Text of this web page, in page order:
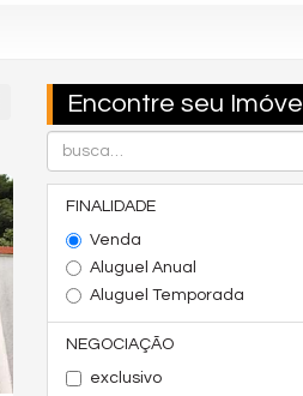
Encontre seu Imóvel
FINALIDADE
Venda
Aluguel Anual
Aluguel Temporada
NEGOCIAÇÃO
exclusivo